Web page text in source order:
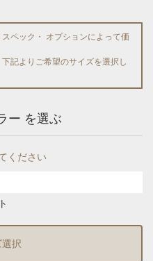
ペック・ オプションによって価
記よりご希望のサイズを選択し
ー を選ぶ
ください
択